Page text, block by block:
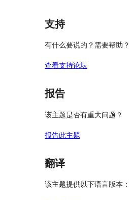
价
评
支持
有什么要说的？需要帮助？
查看支持论坛
报告
该主题是否有重大问题？
报告此主题
翻译
该主题提供以下语言版本：